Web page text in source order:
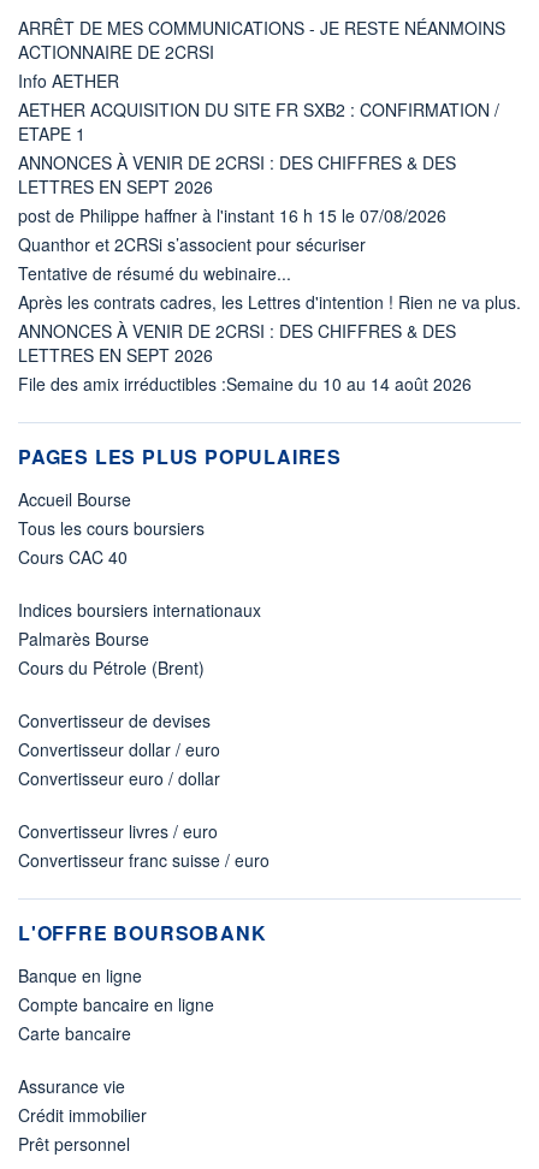
ARRÊT DE MES COMMUNICATIONS - JE RESTE NÉANMOINS
ACTIONNAIRE DE 2CRSI
Info AETHER
AETHER ACQUISITION DU SITE FR SXB2 : CONFIRMATION /
ETAPE 1
ANNONCES À VENIR DE 2CRSI : DES CHIFFRES & DES
LETTRES EN SEPT 2026
post de Philippe haffner à l'instant 16 h 15 le 07/08/2026
Quanthor et 2CRSi s’associent pour sécuriser
Tentative de résumé du webinaire...
Après les contrats cadres, les Lettres d'intention ! Rien ne va plus.
ANNONCES À VENIR DE 2CRSI : DES CHIFFRES & DES
LETTRES EN SEPT 2026
File des amix irréductibles :Semaine du 10 au 14 août 2026
PAGES LES PLUS POPULAIRES
Accueil Bourse
Tous les cours boursiers
Cours CAC 40
Indices boursiers internationaux
Palmarès Bourse
Cours du Pétrole (Brent)
Convertisseur de devises
Convertisseur dollar / euro
Convertisseur euro / dollar
Convertisseur livres / euro
Convertisseur franc suisse / euro
L'OFFRE BOURSOBANK
Banque en ligne
Compte bancaire en ligne
Carte bancaire
Assurance vie
Crédit immobilier
Prêt personnel